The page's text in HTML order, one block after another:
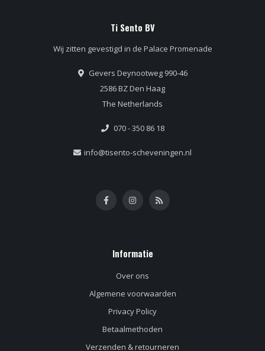
Ti Sento BV
Wij zitten gevestigd in de Palace Promenade
Gevers Deynootweg 990-46
2586 BZ Den Haag
The Netherlands
070 - 350 86 18
info@tisento-scheveningen.nl
Informatie
Over ons
Algemene voorwaarden
Privacy Policy
Betaalmethoden
Verzenden & retourneren